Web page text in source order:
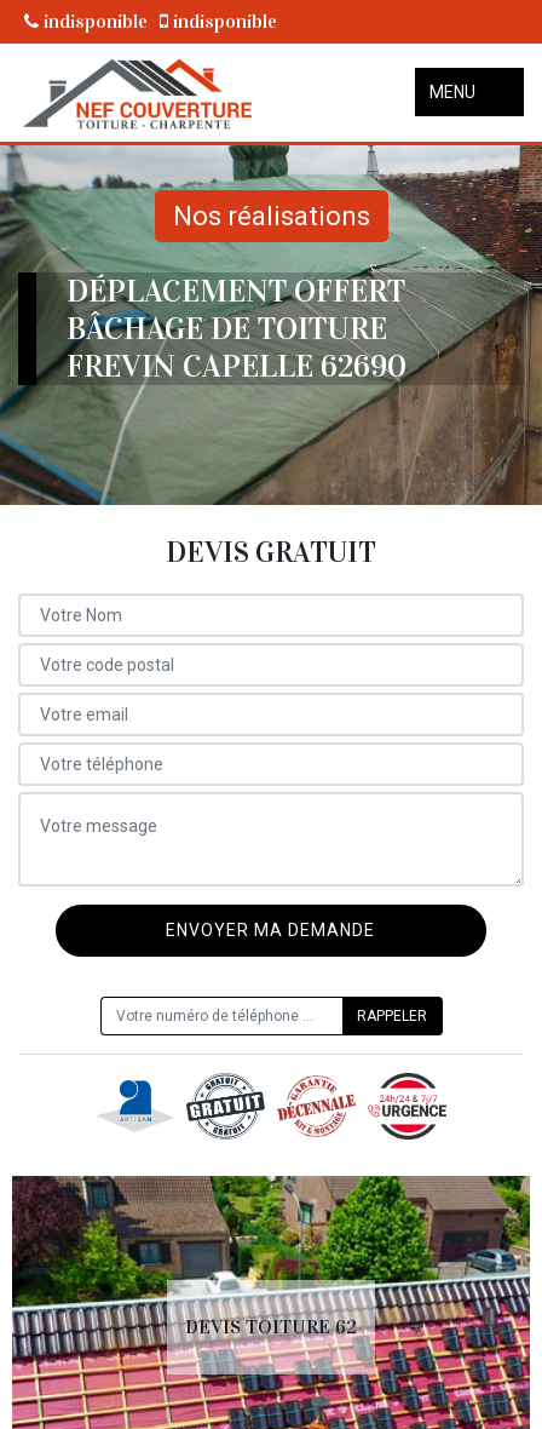
indisponible indisponible
MENU
Nos réalisations
DÉPLACEMENT OFFERT
BÂCHAGE DE TOITURE
FREVIN CAPELLE 62690
DEVIS GRATUIT
DEVIS TOITURE 62